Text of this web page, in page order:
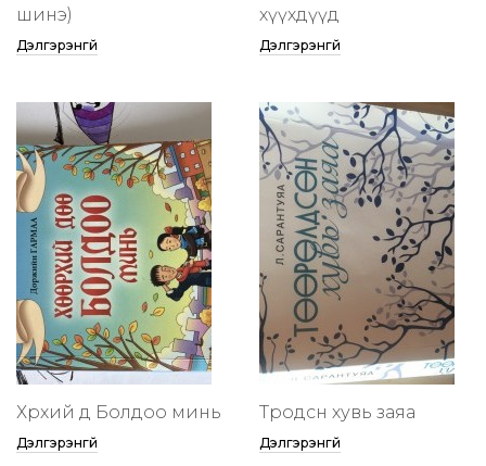
шинэ)
Дэлгэрэнгүй
хүүхдүүд
Дэлгэрэнгүй
Хөөрхий дөө Болдоо минь
Дэлгэрэнгүй
Төөрөодсөн хувь заяа
Дэлгэрэнгүй